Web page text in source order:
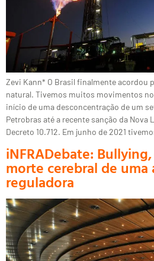
Zevi Kann* O Brasil finalmente acordou
natural. Tivemos muitos movimentos
início de uma desconcentração de um
Petrobras até a recente sanção da Nova
Decreto 10.712. Em junho de 2021
iNFRADebate:
morte cerebral de uma
reguladora